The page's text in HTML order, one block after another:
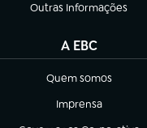
Outras Informações
(abre em nova aba)
A EBC
Quem somos
(abre em nova aba)
Imprensa
(abre em nova aba)